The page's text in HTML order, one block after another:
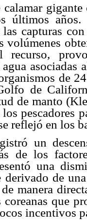
calamar
últimos
capturas
volúmenes
recurso,
agua
de
de
de manto
pescadores
reflejó en los
un
de los
una
derivado de
manera
coreanas que
incentivos